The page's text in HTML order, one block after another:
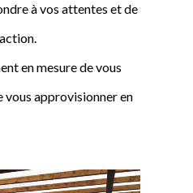
à vos attentes et de
en mesure de vous
vous approvisionner en